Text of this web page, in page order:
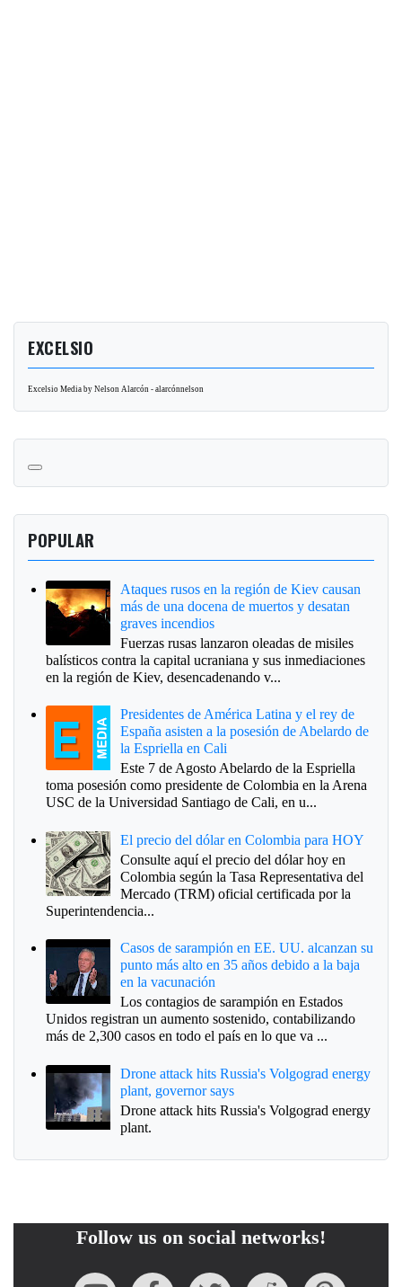
EXCELSIO
Excelsio Media by Nelson Alarcón - alarcónnelson
POPULAR
Ataques rusos en la región de Kiev causan
más de una docena de muertos y desatan
graves incendios
Fuerzas rusas lanzaron oleadas de misiles
balísticos contra la capital ucraniana y sus inmediaciones
en la región de Kiev, desencadenando v...
Presidentes de América Latina y el rey de
España asisten a la posesión de Abelardo de
la Espriella en Cali
Este 7 de Agosto Abelardo de la Espriella
toma posesión como presidente de Colombia en la Arena
USC de la Universidad Santiago de Cali, en u...
El precio del dólar en Colombia para HOY
Consulte aquí el precio del dólar hoy en
Colombia según la Tasa Representativa del
Mercado (TRM) oficial certificada por la
Superintendencia...
Casos de sarampión en EE. UU. alcanzan su
punto más alto en 35 años debido a la baja
en la vacunación
Los contagios de sarampión en Estados
Unidos registran un aumento sostenido, contabilizando
más de 2,300 casos en todo el país en lo que va ...
Drone attack hits Russia's Volgograd energy
plant, governor says
Drone attack hits Russia's Volgograd energy
plant.
Follow us on social networks!